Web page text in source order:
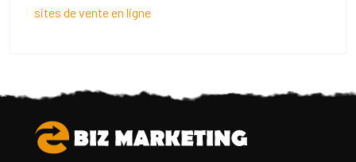
sites de vente en ligne